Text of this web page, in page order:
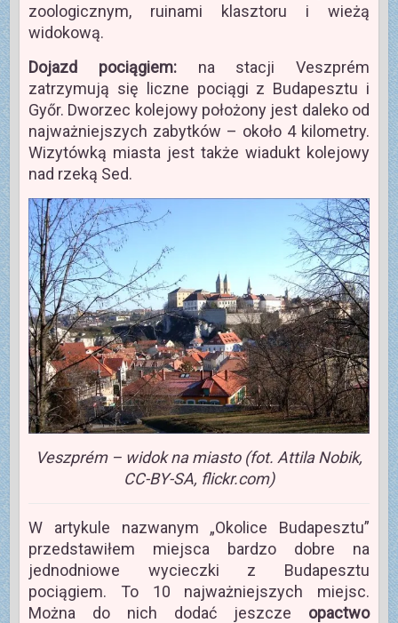
zoologicznym, ruinami klasztoru i wieżą
widokową.
Dojazd pociągiem:na stacji Veszprém
zatrzymują się liczne pociągi z Budapesztu i
Győr. Dworzec kolejowy położony jest daleko od
najważniejszych zabytków – około 4 kilometry.
Wizytówką miasta jest także wiadukt kolejowy
nad rzeką Sed.
Veszprém – widok na miasto (fot. Attila Nobik,
CC-BY-SA, flickr.com)
W artykule nazwanym „Okolice Budapesztu”
przedstawiłem miejsca bardzo dobre na
jednodniowe wycieczki z Budapesztu
pociągiem. To 10 najważniejszych miejsc.
Można do nich dodać jeszcze opactwo